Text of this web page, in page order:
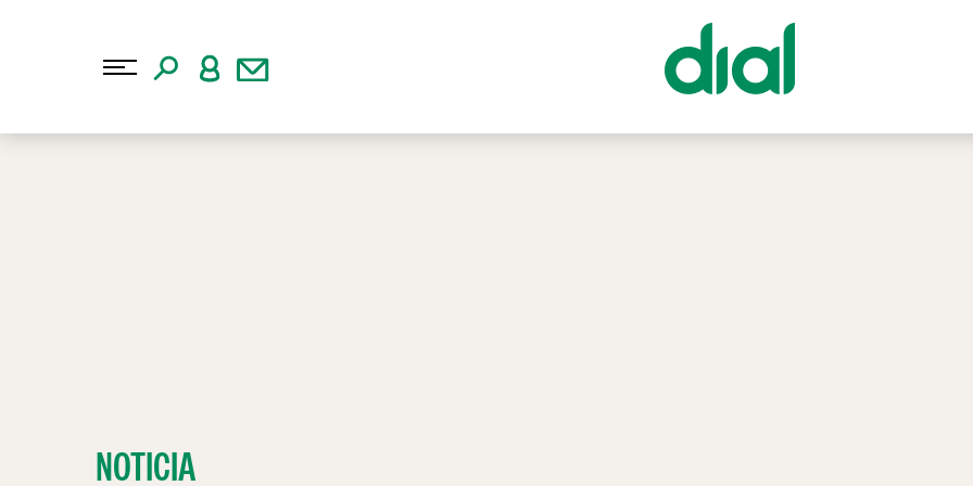
NOTICIA